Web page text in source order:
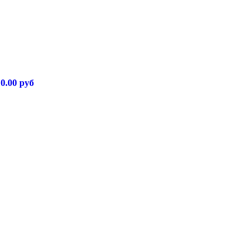
0.00 руб